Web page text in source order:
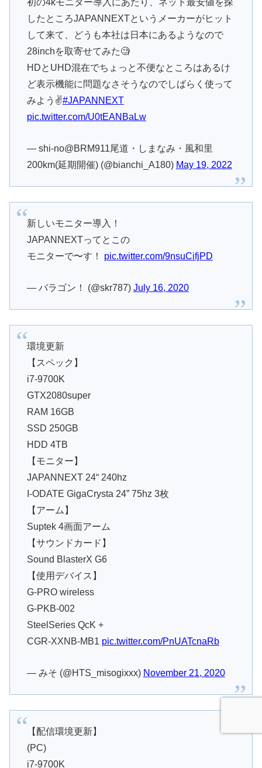
初の4kモニター導入にあたり、ネット最安値を探
したところJAPANNEXTというメーカーがヒット
して来て、どうも本社は日本にあるようなので
28inchを取寄せてみた🧐
HDとUHD混在でちょっと不便なところはあるけ
ど表示機能に問題なさそうなのでしばらく使って
みよう✌️#JAPANNEXT
pic.twitter.com/U0tEANBaLw
— shi-no@BRM911尾道・しまなみ・風和里
200km(延期開催) (@bianchi_A180) May 19, 2022
新しいモニター導入！
JAPANNEXTってとこの
モニターで〜す！ pic.twitter.com/9nsuCifjPD
— バラゴン！ (@skr787) July 16, 2020
環境更新
【スペック】
i7-9700K
GTX2080super
RAM 16GB
SSD 250GB
HDD 4TB
【モニター】
JAPANNEXT 24“ 240hz
I-ODATE GigaCrysta 24” 75hz 3枚
【アーム】
Suptek 4画面アーム
【サウンドカード】
Sound BlasterX G6
【使用デバイス】
G-PRO wireless
G-PKB-002
SteelSeries QcK +
CGR-XXNB-MB1 pic.twitter.com/PnUATcnaRb
— みそ (@HTS_misogixxx) November 21, 2020
【配信環境更新】
(PC)
i7-9700K